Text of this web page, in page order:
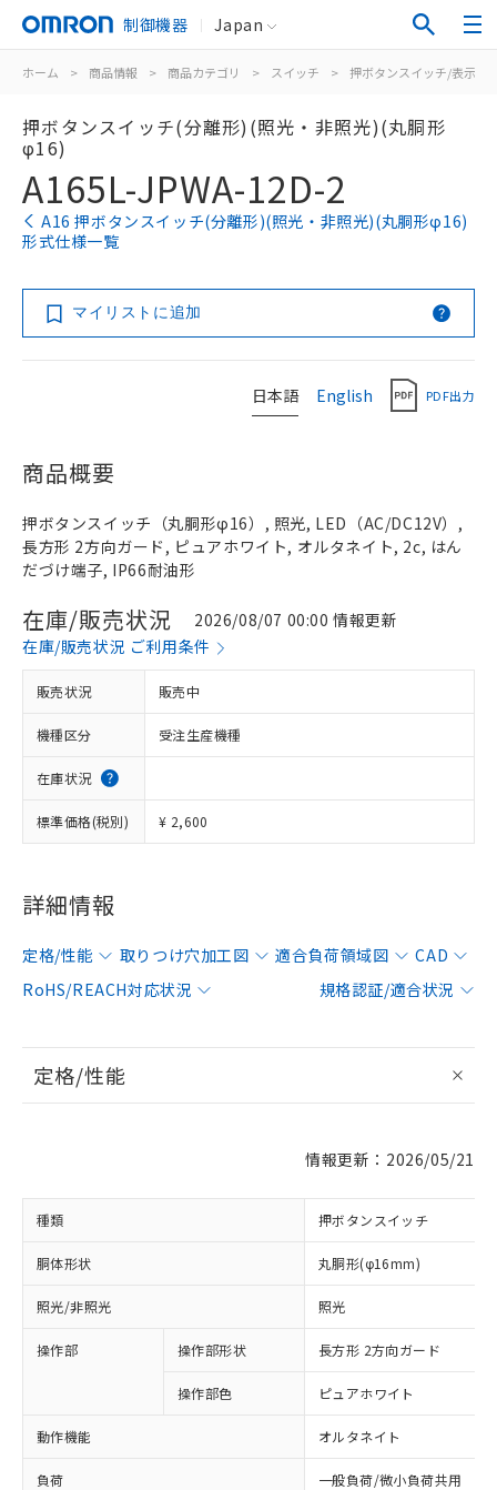
制御機器 Japan
ホーム > 商品情報 > 商品カテゴリ > スイッチ > 押ボタンスイッチ/表示灯
押ボタンスイッチ(分離形)(照光・非照光)(丸胴形
φ16)
A165L-JPWA-12D-2
A16 押ボタンスイッチ(分離形)(照光・非照光)(丸胴形φ16)
形式仕様一覧
マイリストに追加
日本語 English PDF出力
商品概要
押ボタンスイッチ（丸胴形φ16）, 照光, LED（AC/DC12V）,
長方形 2方向ガード, ピュアホワイト, オルタネイト, 2c, はん
だづけ端子, IP66耐油形
在庫/販売状況
2026/08/07 00:00 情報更新
在庫/販売状況 ご利用条件
販売状況 販売中
機種区分 受注生産機種
在庫状況
標準価格(税別) ¥ 2,600
詳細情報
定格/性能 取りつけ穴加工図 適合負荷領域図
CAD
RoHS/REACH対応状況
規格認証/適合状況
定格/性能
情報更新：2026/05/21
種類 押ボタンスイッチ
胴体形状 丸胴形(φ16mm)
照光/非照光 照光
操作部 操作部形状 長方形 2方向ガード
操作部色 ピュアホワイト
動作機能 オルタネイト
負荷 一般負荷/微小負荷共用